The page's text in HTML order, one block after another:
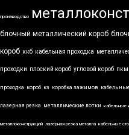
производство
блочный металлический короб
короб ккб кабельная проходка
проходки плоский короб угловой короб пкм
проходка короб кз коробка зажимов
лазерная резка металлические лотки кабельные
металлоконструкций лазерная резка металла кабельные